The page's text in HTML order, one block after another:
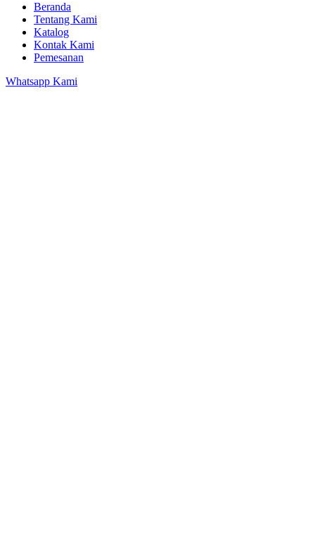
Beranda
Tentang Kami
Katalog
Kontak Kami
Pemesanan
Whatsapp Kami